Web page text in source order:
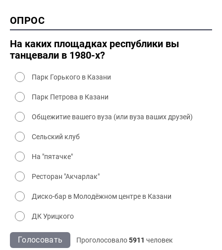
1990-2000 культура
2000 промышленность
2000 культура
ОПРОС
На каких площадках республики вы
танцевали в 1980-х?
Парк Горького в Казани
Парк Петрова в Казани
Общежитие вашего вуза (или вуза ваших друзей)
Сельский клуб
На "пятачке"
Ресторан "Акчарлак"
Диско-бар в Молодёжном центре в Казани
ДК Урицкого
Голосовать Проголосовало5911 человек